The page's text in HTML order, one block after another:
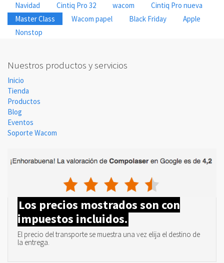
Navidad
Cintiq Pro 32 wacom
Cintiq Pro nueva
Master Class
Wacom papel Black Friday
Apple
Nonstop
Nuestros productos y servicios
Inicio
Tienda
Productos
Blog
Eventos
Soporte Wacom
Los precios mostrados son con
impuestos incluidos.
El precio del transporte se muestra una vez elija el destino de
la entrega.